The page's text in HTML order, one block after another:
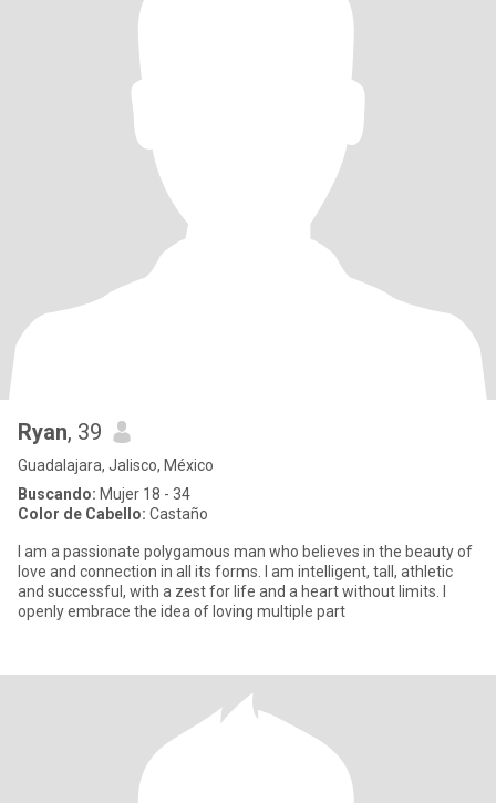
Ryan, 39
Guadalajara, Jalisco, México
Buscando: Mujer 18 - 34
Color de Cabello: Castaño
I am a passionate polygamous man who believes in the beauty of
love and connection in all its forms. I am intelligent, tall, athletic
and successful, with a zest for life and a heart without limits. I
openly embrace the idea of ​​loving multiple part